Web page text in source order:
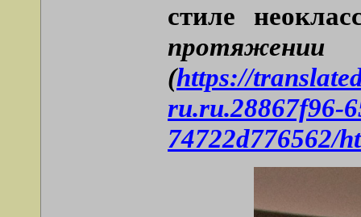
стиле
(https://
ru.ru.28867f96-
74722d776562/